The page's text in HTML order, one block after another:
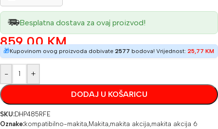
Besplatna dostava za ovaj proizvod!
859,00KM
🎁Kupovinom ovog proizvoda dobivate 2577 bodova! Vrijednost: 25,77 KM
- +
DODAJ U KOŠARICU
SKU:DHP485RFE
Oznake:kompatibilno-makita,Makita,makita akcija,makita akcija 6